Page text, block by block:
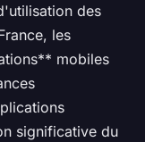
des
les
mobiles
significative du